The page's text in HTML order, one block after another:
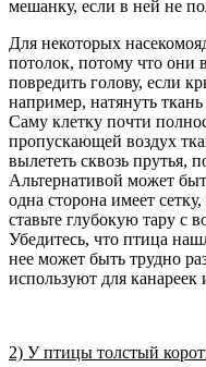
мешанку, если в ней не
Для некоторых
потолок, потому что они
повредить голову, если
например, натянуть
Саму клетку почти
пропускающей воздух
вылететь сквозь прутья,
Альтернативой может
одна сторона имеет
ставьте глубокую тару с
Убедитесь, что птица
нее может быть трудно
используют для канареек
2) У птицы толстый